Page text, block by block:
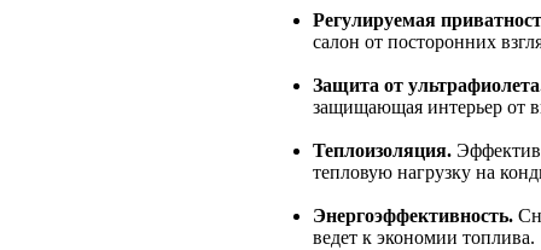
Регулируемая
салон от посторонних
Защита от
защищающая интерьер от
Теплоизоляция.
тепловую нагрузку на
Энергоэффективность.
ведет к экономии топлива.